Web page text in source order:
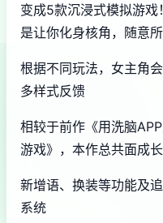
变成5款沉浸式模拟游戏
是让你化身核角，随意
根据不同玩法，女主角
多样式反馈
相较于前作《用洗脑
游戏》，本作总共面成长
新增语、换装等功能及
系统